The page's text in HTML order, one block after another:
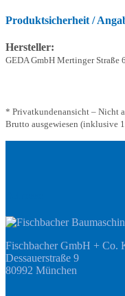
Produktsicherheit /
Hersteller:
GEDA GmbH Mertinger Straße
* Privatkundenansicht – Nicht
Brutto ausgewiesen (inklusive
Fischbacher GmbH + Co.
Dessauerstraße 9
80992 München